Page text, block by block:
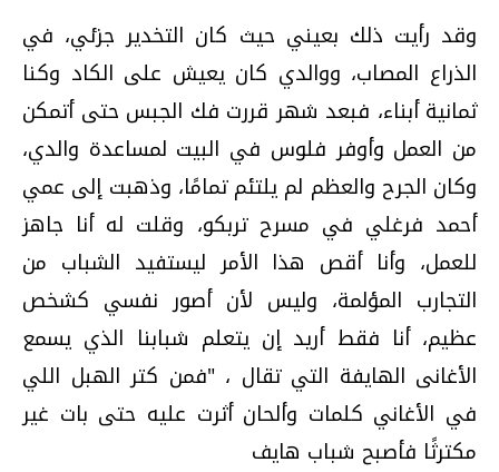
وقد رأيت ذلك بعيني حيث كان التخدير جزئي، في
الذراع المصاب، ووالدي كان يعيش على الكاد وكنا
ثمانية أبناء، فبعد شهر قررت فك الجبس حتى أتمكن
من العمل وأوفر فلوس في البيت لمساعدة والدي،
وكان الجرح والعظم لم يلتئم تمامًا، وذهبت إلى عمي
أحمد فرغلي في مسرح تربكو، وقلت له أنا جاهز
للعمل، وأنا أقص هذا الأمر ليستفيد الشباب من
التجارب المؤلمة، وليس لأن أصور نفسي كشخص
عظيم، أنا فقط أريد إن يتعلم شبابنا الذي يسمع
الأغانى الهايفة التي تقال ، "فمن كتر الهبل اللي
في الأغاني كلمات وألحان أثرت عليه حتى بات غير
مكترثًا فأصبح شباب هايف